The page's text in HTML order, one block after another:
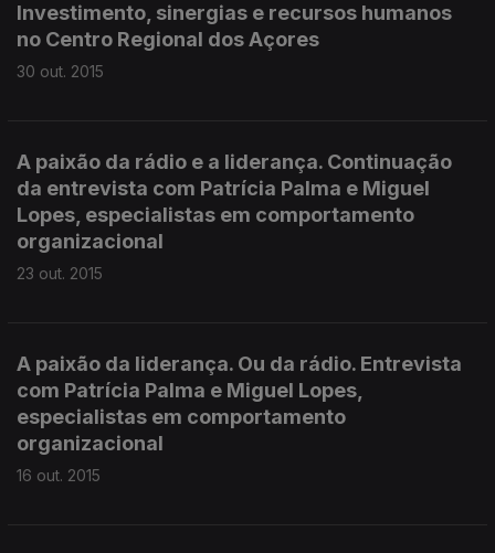
Investimento, sinergias e recursos humanos
no Centro Regional dos Açores
30 out. 2015
A paixão da rádio e a liderança. Continuação
da entrevista com Patrícia Palma e Miguel
Lopes, especialistas em comportamento
organizacional
23 out. 2015
A paixão da liderança. Ou da rádio. Entrevista
com Patrícia Palma e Miguel Lopes,
especialistas em comportamento
organizacional
16 out. 2015